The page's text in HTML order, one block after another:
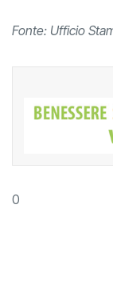
Fonte: Ufficio
0